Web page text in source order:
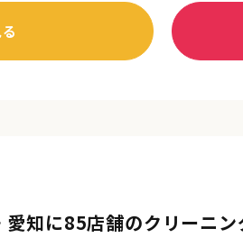
知に85店舗のクリーニン